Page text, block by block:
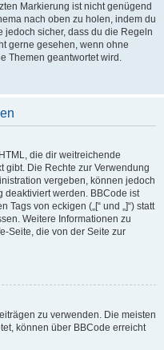
Markierung ist nicht genügend
nach oben zu holen, indem du
jedoch sicher, dass du die Regeln
gerne gesehen, wenn ohne
Themen geantwortet wird.
die dir weitreichende
gibt. Die Rechte zur Verwendung
vergeben, können jedoch
deaktiviert werden. BBCode ist
von eckigen („[“ und „]“) statt
Weitere Informationen zu
Seite, die von der Seite zur
zu verwenden. Die meisten
können über BBCode erreicht